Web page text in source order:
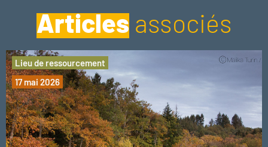
Articlesassociés
Lieu de ressourcement
17 mai 2026